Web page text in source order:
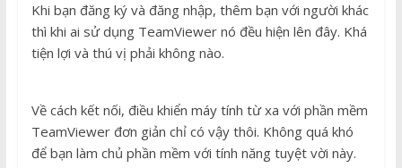
Khi bạn đăng ký và đăng nhập, thêm bạn với người khác
thì khi ai sử dụng TeamViewer nó đều hiện lên đây. Khá
tiện lợi và thú vị phải không nào.
Về cách kết nối, điều khiển máy tính từ xa với phần mềm
TeamViewer đơn giản chỉ có vậy thôi. Không quá khó
để bạn làm chủ phần mềm với tính năng tuyệt vời này.